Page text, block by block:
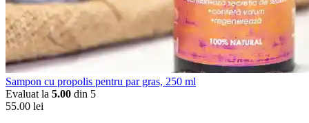
Sampon cu propolis pentru par gras, 250 ml
Evaluat la 5.00 din 5
55.00 lei